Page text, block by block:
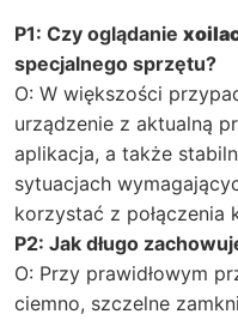
P1: Czy oglądanie
specjalnego sprzętu?
O: W większości
urządzenie z aktualną
aplikacja, a także
sytuacjach
korzystać z połączenia
P2: Jak długo
O: Przy prawidłowym
ciemno, szczelne